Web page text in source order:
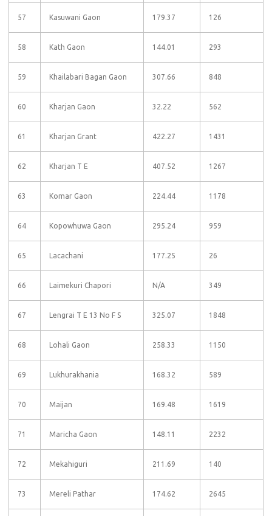
57 Kasuwani Gaon 179.37 126
58 Kath Gaon 144.01 293
59 Khailabari Bagan Gaon 307.66 848
60 Kharjan Gaon 32.22 562
61 Kharjan Grant 422.27 1431
62 Kharjan T E 407.52 1267
63 Komar Gaon 224.44 1178
64 Kopowhuwa Gaon 295.24 959
65 Lacachani 177.25 26
66 Laimekuri Chapori N/A 349
67 Lengrai T E 13 No F S 325.07 1848
68 Lohali Gaon 258.33 1150
69 Lukhurakhania 168.32 589
70 Maijan 169.48 1619
71 Maricha Gaon 148.11 2232
72 Mekahiguri 211.69 140
73 Mereli Pathar 174.62 2645